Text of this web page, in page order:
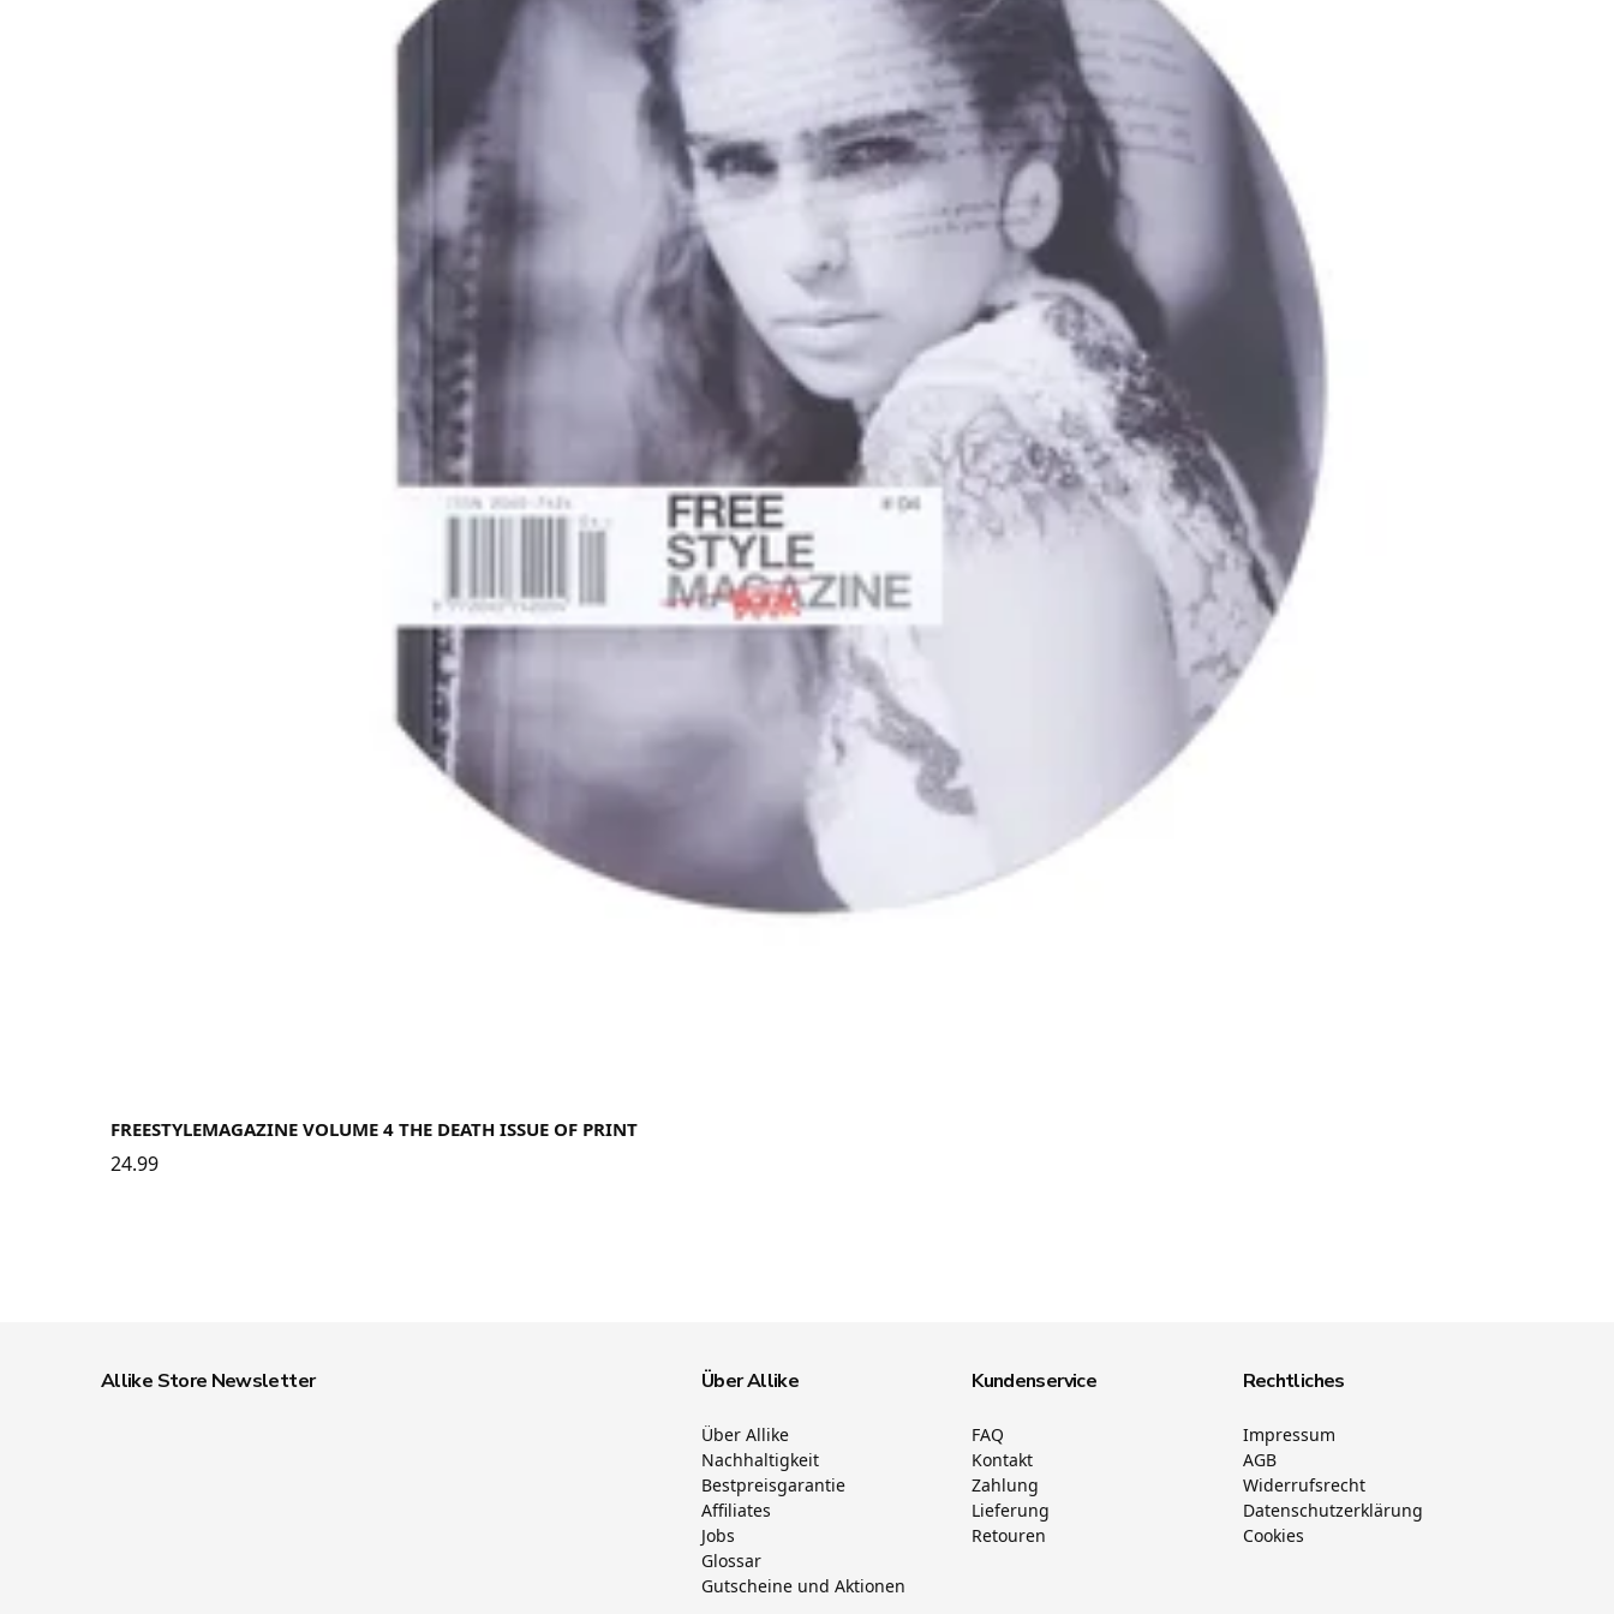
FREESTYLEMAGAZINE VOLUME 4 THE DEATH ISSUE OF PRINT
24.99
Allike Store Newsletter Über Allike
Über Allike
Nachhaltigkeit
Bestpreisgarantie
Affiliates
Jobs
Glossar
Gutscheine und Aktionen
Kundenservice
FAQ
Kontakt
Zahlung
Lieferung
Retouren
Rechtliches
Impressum
AGB
Widerrufsrecht
Datenschutzerklärung
Cookies